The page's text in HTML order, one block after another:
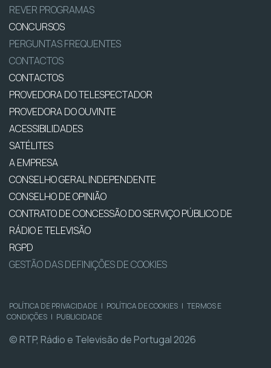
REVER PROGRAMAS
CONCURSOS
PERGUNTAS FREQUENTES
CONTACTOS
CONTACTOS
PROVEDORA DO TELESPECTADOR
PROVEDORA DO OUVINTE
ACESSIBILIDADES
SATÉLITES
A EMPRESA
CONSELHO GERAL INDEPENDENTE
CONSELHO DE OPINIÃO
CONTRATO DE CONCESSÃO DO SERVIÇO PÚBLICO DE
RÁDIO E TELEVISÃO
RGPD
GESTÃO DAS DEFINIÇÕES DE COOKIES
POLÍTICA DE PRIVACIDADE | POLÍTICA DE COOKIES | TERMOS E
CONDIÇÕES | PUBLICIDADE
© RTP, Rádio e Televisão de Portugal 2026